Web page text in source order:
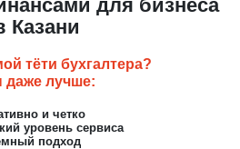
для бизнеса
Казани
тёти бухгалтера?
даже лучше:
и четко
уровень сервиса
подход